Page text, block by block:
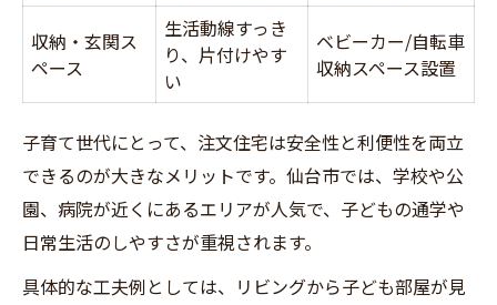
収納・玄関ス
ペース
生活動線すっき
り、片付けやす
い
ベビーカー/自転車
収納スペース設置
子育て世代にとって、注文住宅は安全性と利便性を両立
できるのが大きなメリットです。仙台市では、学校や公
園、病院が近くにあるエリアが人気で、子どもの通学や
日常生活のしやすさが重視されます。
具体的な工夫例としては、リビングから子ども部屋が見